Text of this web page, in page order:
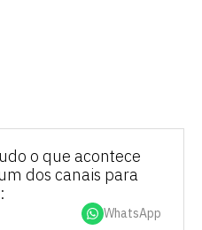
o que acontece
dos canais para
WhatsApp